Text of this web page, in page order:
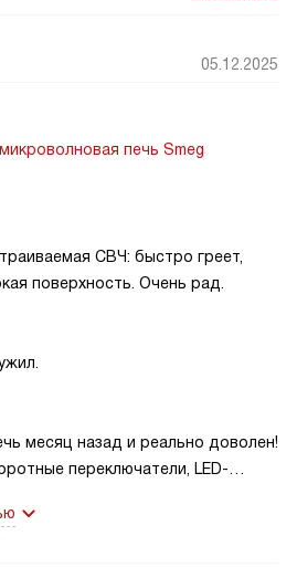
05.12.2025
печь Smeg
СВЧ: быстро греет,
поверхность. Очень рад.
месяц назад и реально доволен!
переключатели, LED-
смены — всё равномерно и без
время. Разморозка по весу